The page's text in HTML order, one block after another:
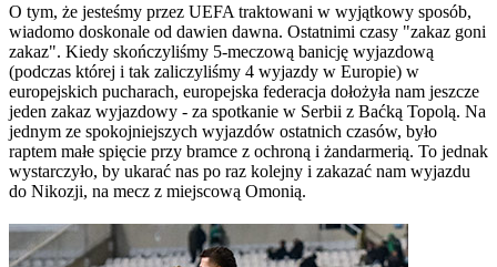
O tym, że jesteśmy przez UEFA traktowani w wyjątkowy sposób,
wiadomo doskonale od dawien dawna. Ostatnimi czasy "zakaz goni
zakaz". Kiedy skończyliśmy 5-meczową banicję wyjazdową
(podczas której i tak zaliczyliśmy 4 wyjazdy w Europie) w
europejskich pucharach, europejska federacja dołożyła nam jeszcze
jeden zakaz wyjazdowy - za spotkanie w Serbii z Baćką Topolą. Na
jednym ze spokojniejszych wyjazdów ostatnich czasów, było
raptem małe spięcie przy bramce z ochroną i żandarmerią. To jednak
wystarczyło, by ukarać nas po raz kolejny i zakazać nam wyjazdu
do Nikozji, na mecz z miejscową Omonią.